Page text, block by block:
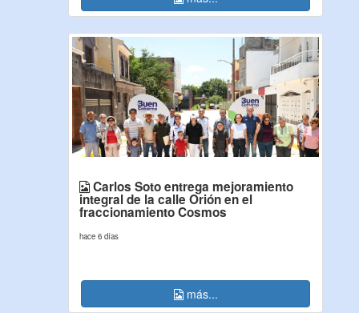
Carlos Soto entrega mejoramiento
integral de la calle Orión en el
fraccionamiento Cosmos
hace 6 días
más...